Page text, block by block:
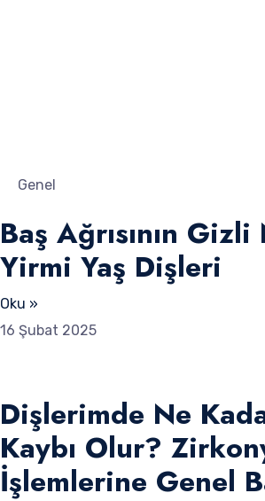
Genel
Baş Ağrısının
Yirmi Yaş Dişleri
Oku »
16 Şubat 2025
Dişlerimde Ne
Kaybı Olur?
İşlemlerine Genel